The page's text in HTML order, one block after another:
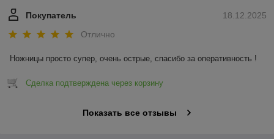
18.12.2025
Покупатель
Отлично
Ножницы просто супер, очень острые, спасибо за оперативность !
Сделка подтверждена через корзину
Показать все отзывы